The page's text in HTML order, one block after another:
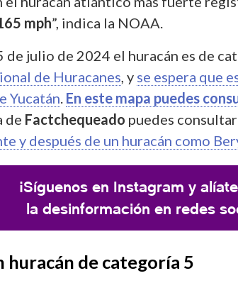
mph”, indica la NOAA.
de julio de 2024 el huracán es de
de Huracanes , y se espera que
Yucatán En este mapa puedes
de Factchequeado puedes consultar
y después de un huracán como
¡Síguenos en Instagram y
la desinformación en redes
huracán de categoría 5